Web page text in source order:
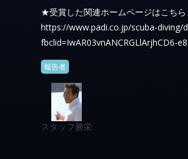
★受賞した関連ホームページはこちら
https://www.padi.co.jp/scuba-
fbclid=IwAR03vnANCRGLlArjhCD6-
報告者
スタッフ勝栄